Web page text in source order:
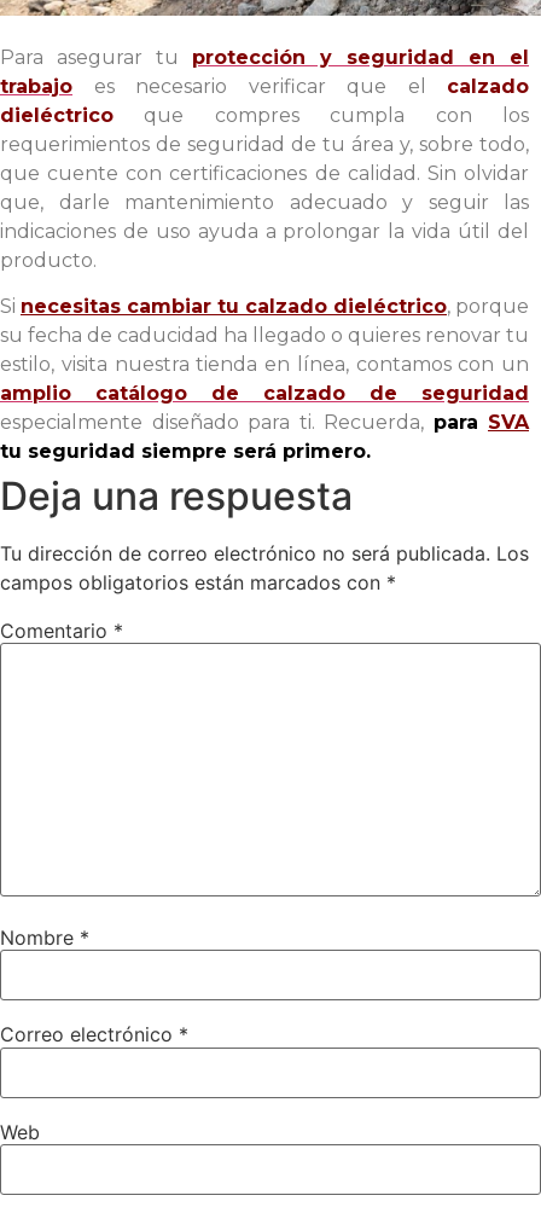
Para asegurar tu protección y seguridad en el
trabajo es necesario verificar que el calzado
dieléctrico que compres cumpla con los
requerimientos de seguridad de tu área y, sobre todo,
que cuente con certificaciones de calidad. Sin olvidar
que, darle mantenimiento adecuado y seguir las
indicaciones de uso ayuda a prolongar la vida útil del
producto.
Si necesitas cambiar tu calzado dieléctrico, porque
su fecha de caducidad ha llegado o quieres renovar tu
estilo, visita nuestratienda en línea, contamos con un
amplio catálogo de calzado de seguridad
especialmente diseñado para ti. Recuerda, para SVA
tu seguridad siempre será primero.
Deja una respuesta
Tu dirección de correo electrónico no será publicada. Los
campos obligatorios están marcados con *
Comentario *
Nombre *
Correo electrónico *
Web